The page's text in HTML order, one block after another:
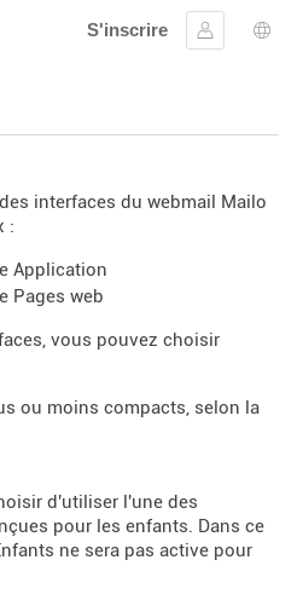
S'inscrire
Se
interfaces du webmail Mailo
:
Application
Pages web
vous pouvez choisir
ou moins compacts, selon la
d'utiliser l'une des
pour les enfants. Dans ce
ne sera pas active pour